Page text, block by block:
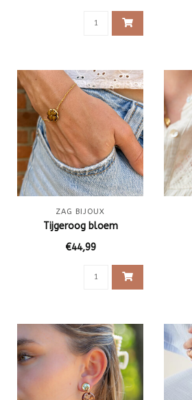
ZAG BIJOUX
Tijgeroog bloem
€44,99